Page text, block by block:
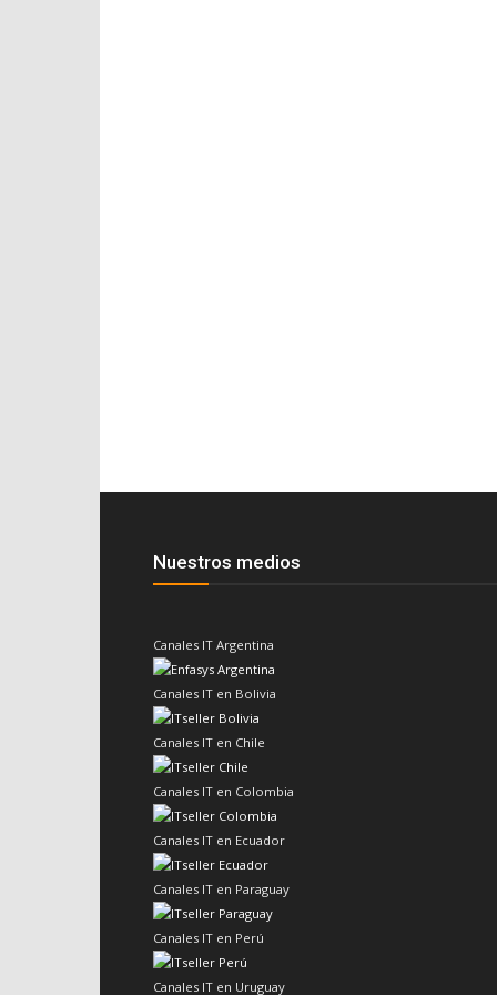
Nuestros medios
Canales IT Argentina
Canales IT en Bolivia
Canales IT en Chile
Canales IT en Colombia
Canales IT en Ecuador
Canales IT en Paraguay
Canales IT en Perú
Canales IT en Uruguay